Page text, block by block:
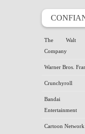
The Walt
Company
Warner Bros.
Crunchyroll
Bandai
Entertainment
Cartoon Network